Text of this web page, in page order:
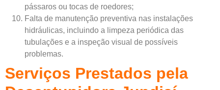
pássaros ou tocas de roedores;
Falta de manutenção preventiva nas instalações
hidráulicas, incluindo a limpeza periódica das
tubulações e a inspeção visual de possíveis
problemas.
Serviços Prestados pela